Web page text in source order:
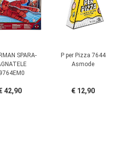
SPARA-
42,90
P per Pizza 7644
Asmode
€ 12,90